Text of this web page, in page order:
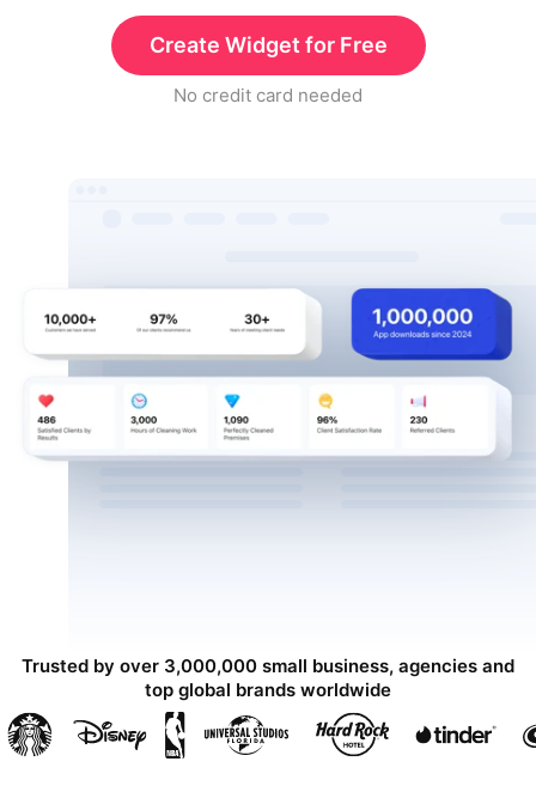
Create Widget for Free
No credit card needed
Trusted by over 3,000,000 small business, agencies and
top global brands worldwide